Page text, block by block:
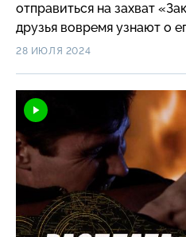
отправиться на захват
друзья вовремя узнают о
28 ИЮЛЯ 2024